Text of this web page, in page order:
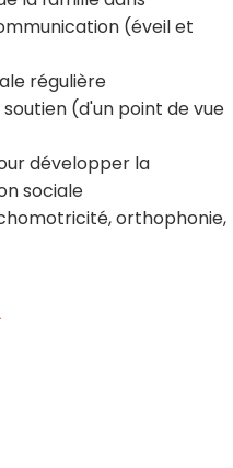
(éveil et
régulière
(d'un point de vue
développer la
sociale
orthophonie,